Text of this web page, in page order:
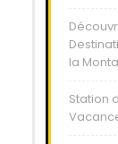
la
Station